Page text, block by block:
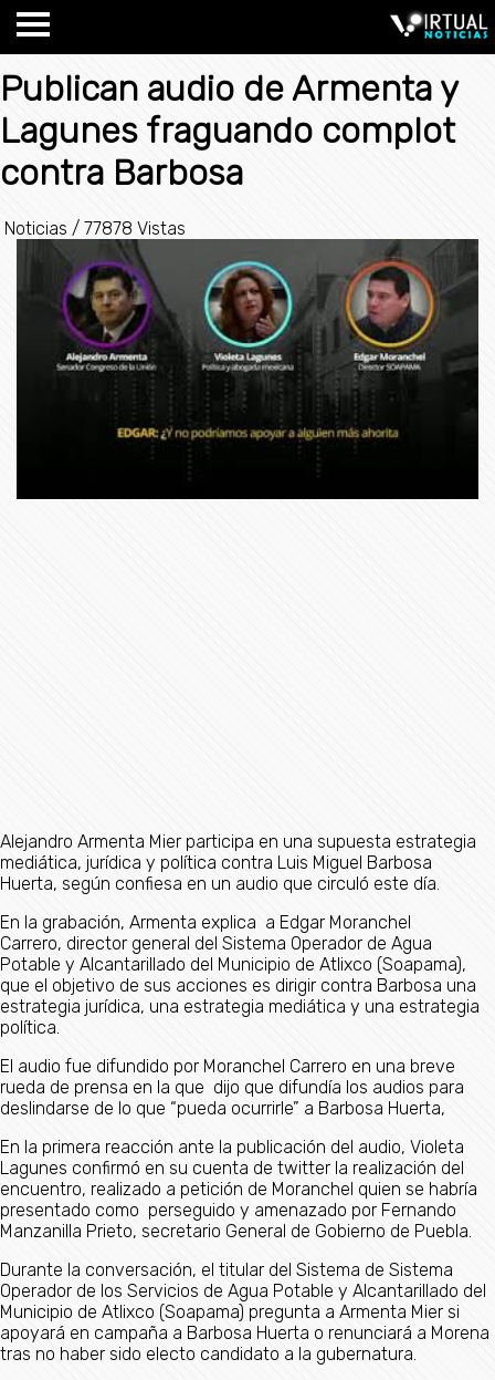
Publican audio de Armenta y
Lagunes fraguando complot
contra Barbosa
Noticias / 77878 Vistas
Alejandro Armenta Mier participa en una supuesta estrategia
mediática, jurídica y política contra Luis Miguel Barbosa
Huerta, según confiesa en un audio que circuló este día.
En la grabación, Armenta explica a Edgar Moranchel
Carrero, director general del Sistema Operador de Agua
Potable y Alcantarillado del Municipio de Atlixco (Soapama),
que el objetivo de sus acciones es dirigir contra Barbosa una
estrategia jurídica, una estrategia mediática y una estrategia
política.
El audio fue difundido por Moranchel Carrero en una breve
rueda de prensa en la que dijo que difundía los audios para
deslindarse de lo que “pueda ocurrirle” a Barbosa Huerta,
En la primera reacción ante la publicación del audio, Violeta
Lagunes confirmó en su cuenta de twitter la realización del
encuentro, realizado a petición de Moranchel quien se habría
presentado como perseguido y amenazado por Fernando
Manzanilla Prieto, secretario General de Gobierno de Puebla.
Durante la conversación, el titular del Sistema de Sistema
Operador de los Servicios de Agua Potable y Alcantarillado del
Municipio de Atlixco (Soapama) pregunta a Armenta Mier si
apoyará en campaña a Barbosa Huerta o renunciará a Morena
tras no haber sido electo candidato a la gubernatura.